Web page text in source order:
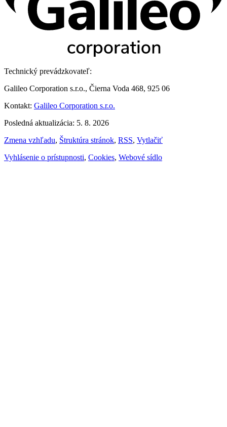
Technický prevádzkovateľ:
Galileo Corporation s.r.o., Čierna Voda 468, 925 06
Kontakt: Galileo Corporation s.r.o.
Posledná aktualizácia: 5. 8. 2026
Zmena vzhľadu, Štruktúra stránok, RSS, Vytlačiť
Vyhlásenie o prístupnosti, Cookies, Webové sídlo